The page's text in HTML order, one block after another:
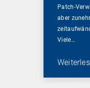
Patch-
aber
Viele…